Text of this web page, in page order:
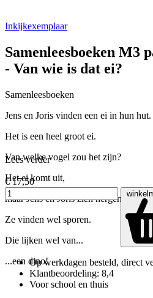
Inkijkexemplaar
Samenleesboeken M3
- Van wie is dat ei?
Samenleesboeken
Jens en Joris vinden een ei in hun hut.
Het is een heel groot ei.
Van welke vogel zou het zijn?
Het ei komt uit,
maar Jens en Joris zien nergens een
Ze vinden wel sporen.
Die lijken wel van...
...een dino!
Lees verder
€ 17,50
Op werkdagen besteld, direct
Klantbeoordeling: 8,4
Voor school en thuis